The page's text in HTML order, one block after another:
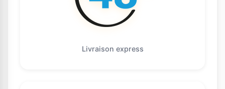
Livraison express